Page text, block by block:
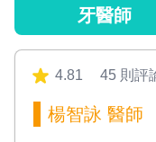
牙醫師
4.81 45 則評
楊智詠 醫師